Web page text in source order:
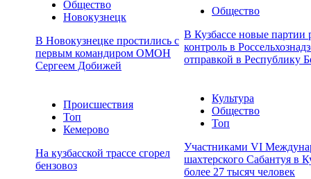
Общество
Новокузнецк
В Новокузнецке простились с
первым командиром ОМОН
Сергеем Добижей
Общество
В Кузбассе новые партии
контроль в
отправкой в Республику
Происшествия
Топ
Кемерово
На кузбасской трассе сгорел
бензовоз
Культура
Общество
Топ
Участниками VI
шахтерского Сабантуя в
более 27 тысяч человек